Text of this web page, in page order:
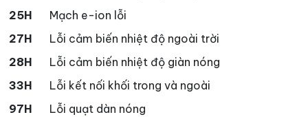
25H
Mạch e-ion lỗi
27H
Lỗi cảm biến nhiệt độ ngoài trời
28H
Lỗi cảm biến nhiệt độ giàn nóng
33H
Lỗi kết nối khối trong và ngoài
97H
Lỗi quạt dàn nóng